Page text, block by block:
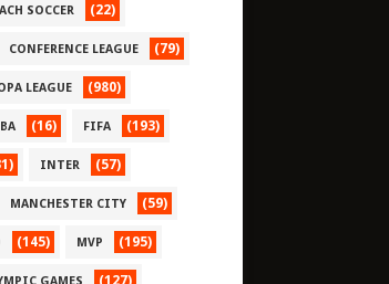
SOCCER (22)
CONFERENCE LEAGUE (79)
LEAGUE (980)
(16) FIFA (193)
INTER (57)
MANCHESTER CITY (59)
(145) MVP (195)
GAMES (127)